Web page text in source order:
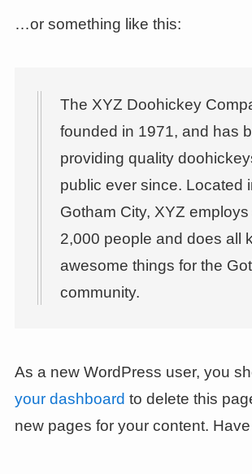
…or something like this:
The XYZ Doohickey
founded in 1971, and has
providing quality
public ever since. Located
Gotham City, XYZ
2,000 people and does all
awesome things for the
community.
As a new WordPress user, you
your dashboard to delete this
new pages for your content.